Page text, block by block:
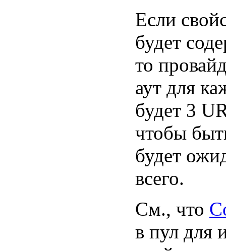
Если
будет
то
аут для
будет 3
чтобы
будет
всего.
См., что
в пул для